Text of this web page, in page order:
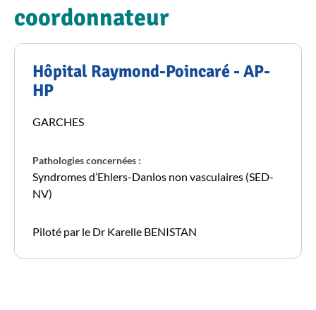
coordonnateur
Hôpital Raymond-Poincaré - AP-
HP
GARCHES
Pathologies concernées :
Syndromes d’Ehlers-Danlos non vasculaires (SED-
NV)
Piloté par le Dr Karelle BENISTAN